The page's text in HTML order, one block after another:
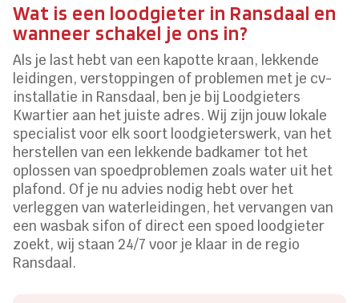
Wat is een loodgieter in Ransdaal en
wanneer schakel je ons in?
Als je last hebt van een kapotte kraan, lekkende
leidingen, verstoppingen of problemen met je cv-
installatie in Ransdaal, ben je bij Loodgieters
Kwartier aan het juiste adres.​ Wij zijn jouw lokale
specialist voor elk soort loodgieterswerk, van het
herstellen van een lekkende badkamer tot het
oplossen van spoedproblemen zoals water uit het
plafond.​ Of je nu advies nodig hebt over het
verleggen van waterleidingen, het vervangen van
een wasbak sifon of direct een spoed loodgieter
zoekt, wij staan 24/7 voor je klaar in de regio
Ransdaal.​